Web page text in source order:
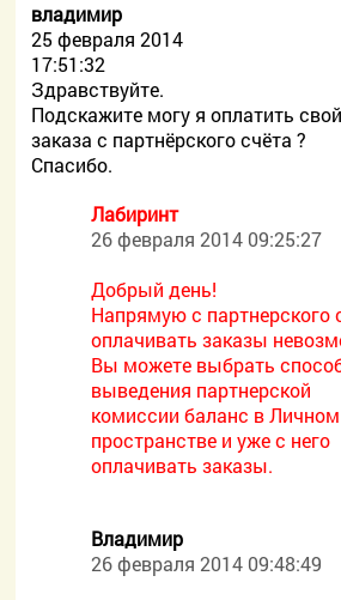
владимир
25 февраля 2014
17:51:32
Здравствуйте.
Подскажите могу я оплатить свой
заказа с партнёрского счёта ?
Спасибо.
Лабиринт
26 февраля 2014 09:25:27
Добрый день!
Напрямую с партнерского
оплачивать заказы
Вы можете выбрать
выведения партнерской
комиссии баланс в Личном
пространстве и уже с него
оплачивать заказы.
Владимир
26 февраля 2014 09:48:49